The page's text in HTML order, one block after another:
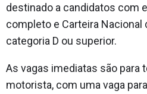
destinado a candidatos com
completo e Carteira Nacional
categoria D ou superior.
As vagas imediatas são
motorista, com uma vaga